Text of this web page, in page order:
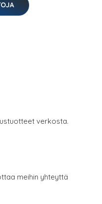
verkosta.
meihin yhteyttä